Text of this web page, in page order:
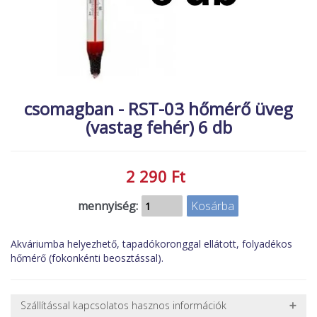
referenciák
ÉLŐ ÉDESVÍZI
ÉLŐ TENGERI
NÖVÉNYEK
csomagban - RST-03 hőmérő üveg
(vastag fehér) 6 db
2 290 Ft
mennyiség:
Akváriumba helyezhető, tapadókoronggal ellátott, folyadékos
hőmérő (fokonkénti beosztással).
Szállítással kapcsolatos hasznos információk